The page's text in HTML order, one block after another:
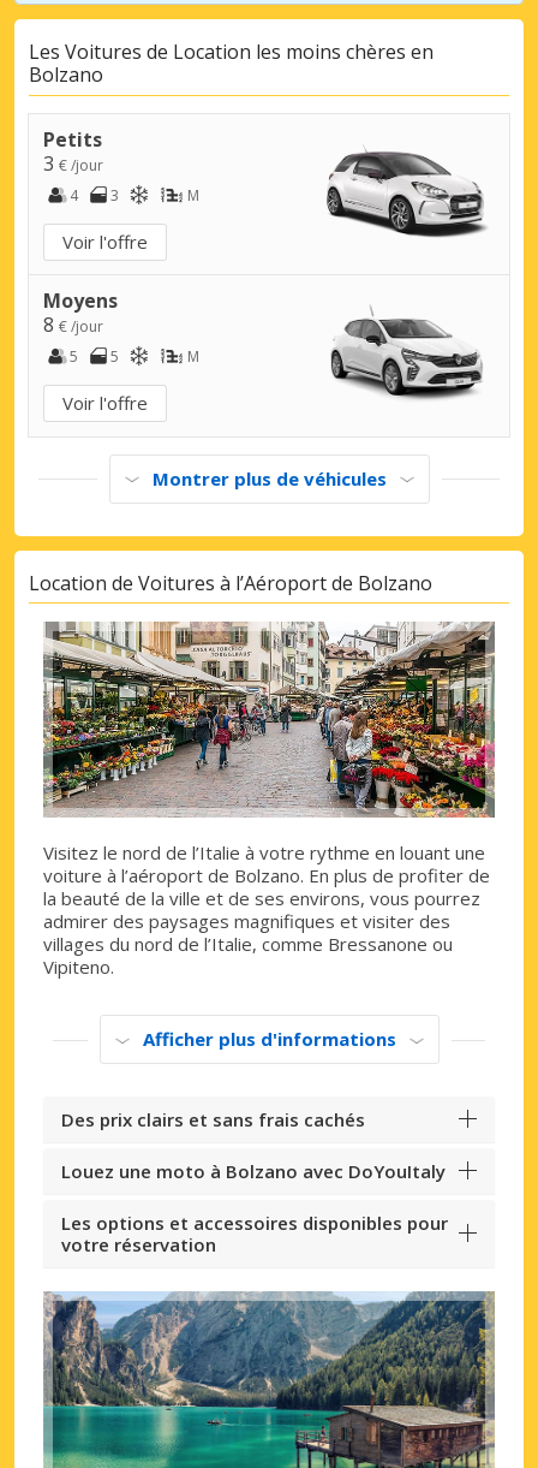
Les Voitures de Location les moins chères en
Bolzano
Petits
3 € /jour
4
3 M
Voir l'offre
Moyens
8 € /jour
5
5 M
Voir l'offre
Montrer plus de véhicules
Location de Voitures à l’Aéroport de Bolzano
Visitez le nord de l’Italie à votre rythme en louant une
voiture à l’aéroport de Bolzano. En plus de profiter de
la beauté de la ville et de ses environs, vous pourrez
admirer des paysages magnifiques et visiter des
villages du nord de l’Italie, comme Bressanone ou
Vipiteno.
Afficher plus d'informations
Des prix clairs et sans frais cachés
Louez une moto à Bolzano avec DoYouItaly
Les options et accessoires disponibles pour
votre réservation